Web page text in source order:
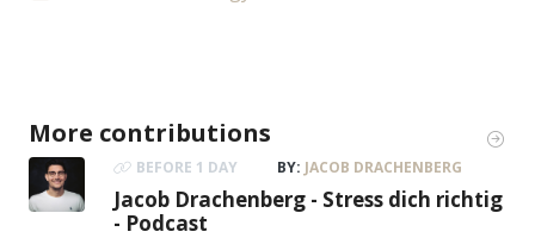
More contributions
BEFORE 1 DAY BY: JACOB DRACHENBERG
Jacob Drachenberg - Stress dich richtig
- Podcast